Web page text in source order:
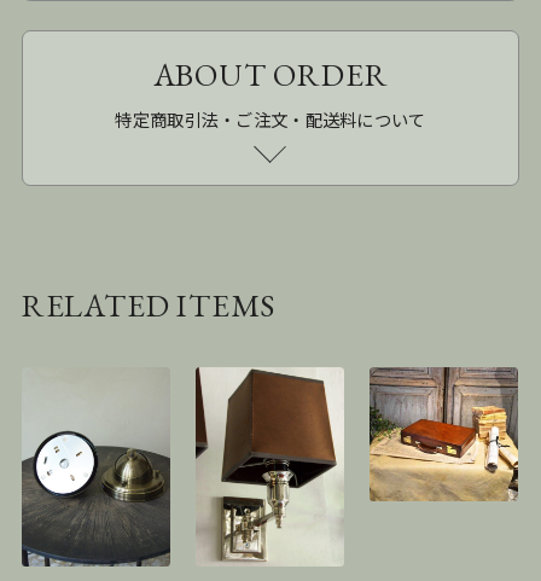
ABOUT ORDER
特定商取引法・ご注文・配送料について
RELATED ITEMS